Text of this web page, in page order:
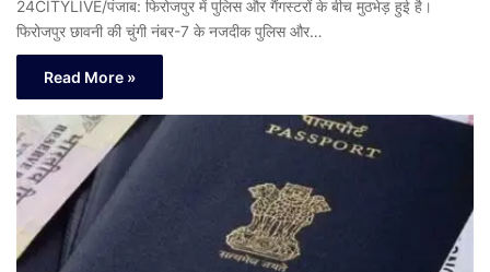
24CITYLIVE/पंजाब: फिरोजपुर में पुलिस और गैंगस्टरों के बीच मुठभेड़ हुई है।
फिरोजपुर छावनी की चुंगी नंबर-7 के नजदीक पुलिस और…
Read More »